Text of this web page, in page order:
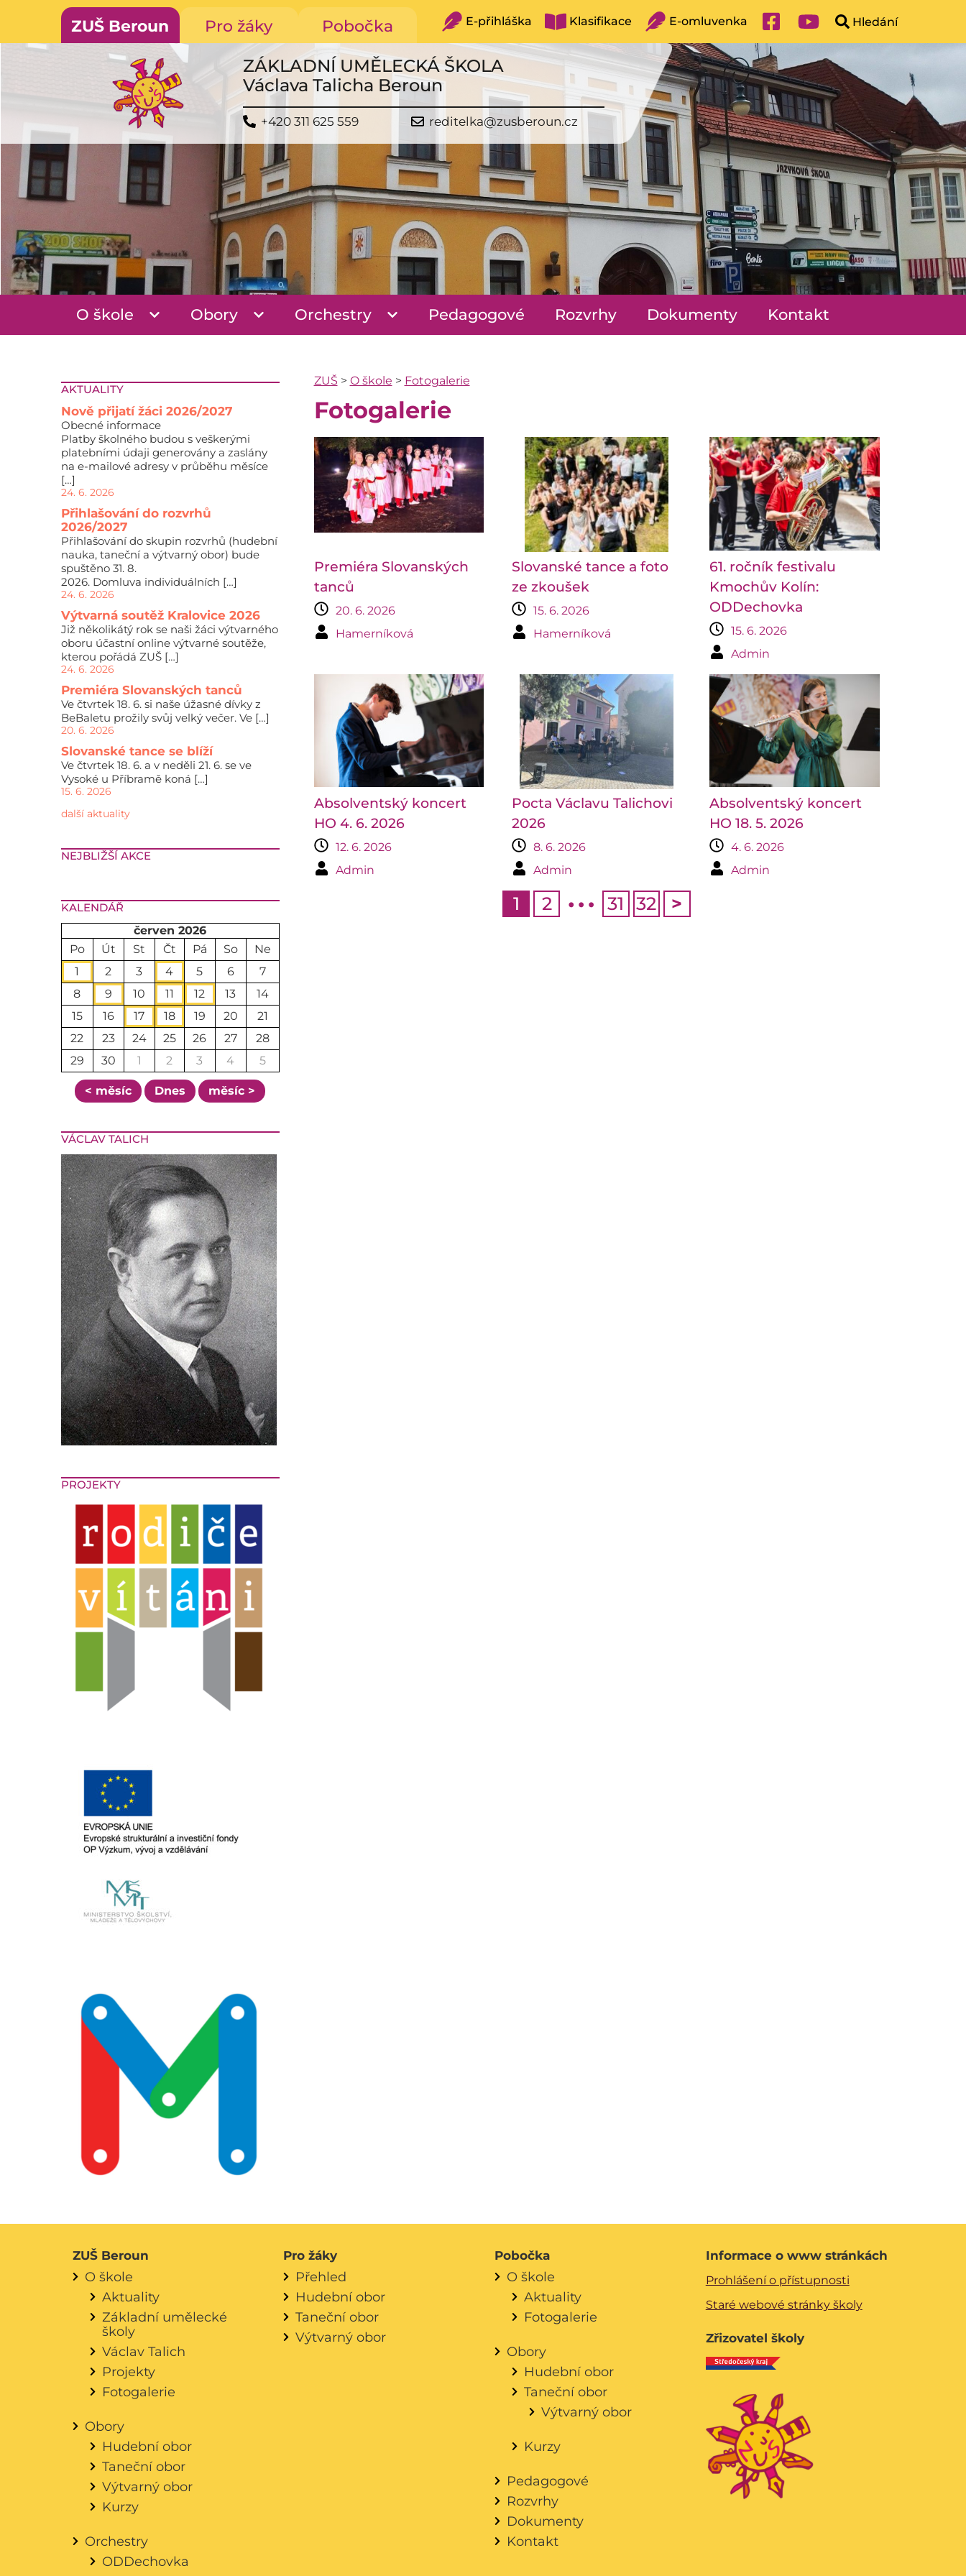
ZUŠ Beroun Pro žáky Pobočka E-přihláška Klasifikace E-omluvenka
ZÁKLADNÍ UMĚLECKÁ ŠKOLA
Václava Talicha Beroun
+420 311 625 559 reditelka@zusberoun.cz
O škole Obory Orchestry Pedagogové Rozvrhy Dokumenty Kontakt
AKTUALITY
Nově přijatí žáci 2026/2027
Obecné informace
Platby školného budou s veškerými
platebními údaji generovány a zaslány
na e-mailové adresy v průběhu měsíce
[…]
24. 6. 2026
Přihlašování do rozvrhů
2026/2027
Přihlašování do skupin rozvrhů (hudební
nauka, taneční a výtvarný obor) bude
spuštěno 31. 8.
2026. Domluva individuálních […]
24. 6. 2026
Výtvarná soutěž Kralovice 2026
Již několikátý rok se naši žáci výtvarného
oboru účastní online výtvarné soutěže,
kterou pořádá ZUŠ […]
24. 6. 2026
Premiéra Slovanských tanců
Ve čtvrtek 18. 6. si naše úžasné dívky z
BeBaletu prožily svůj velký večer. Ve […]
20. 6. 2026
Slovanské tance se blíží
Ve čtvrtek 18. 6. a v neděli 21. 6. se ve
Vysoké u Příbramě koná […]
15. 6. 2026
další aktuality
NEJBLIŽŠÍ AKCE
KALENDÁŘ
červen 2026
Po
Út St Čt Pá So
Ne
1
2 3 4 5 6
7
8
9 10 11 12 13
14
15
16 17 18 19 20
21
22
23 24 25 26 27
28
29
30 1 2 3 4 5
< měsíc Dnes měsíc >
VÁCLAV TALICH
PROJEKTY
ZUŠ > O škole > Fotogalerie
Fotogalerie
Premiéra Slovanských
tanců
20. 6. 2026
Hamerníková
Slovanské tance a foto
ze zkoušek
15. 6. 2026
Hamerníková
61. ročník festivalu
Kmochův Kolín:
ODDechovka
15. 6. 2026
Admin
Absolventský koncert
HO 4. 6. 2026
12. 6. 2026
Admin
Pocta Václavu Talichovi
2026
8. 6. 2026
Admin
Absolventský koncert
HO 18. 5. 2026
4. 6. 2026
Admin
1 2 … 31 32 >
ZUŠ Beroun
O škole
Aktuality
Základní umělecké
školy
Václav Talich
Projekty
Fotogalerie
Obory
Hudební obor
Taneční obor
Výtvarný obor
Kurzy
Orchestry
ODDechovka
Pro žáky
Přehled
Hudební obor
Taneční obor
Výtvarný obor
Pobočka
O škole
Aktuality
Fotogalerie
Obory
Hudební obor
Taneční obor
Výtvarný obor
Kurzy
Pedagogové
Rozvrhy
Dokumenty
Kontakt
Informace o www stránkách
Prohlášení o přístupnosti
Staré webové stránky školy
Zřizovatel školy